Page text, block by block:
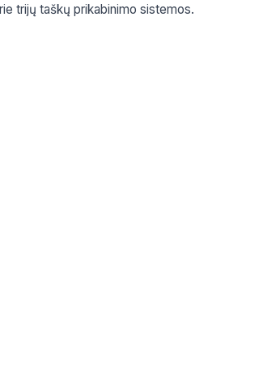
trijų taškų prikabinimo sistemos.